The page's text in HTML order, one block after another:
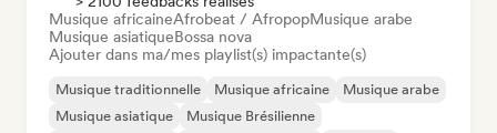
Musique africaineAfrobeat / AfropopMusique arabe
Musique asiatiqueBossa nova
Ajouter dans ma/mes playlist(s) impactante(s)
Musique traditionnelle Musique africaine
Musique arabe
Musique asiatique
Musique Brésilienne